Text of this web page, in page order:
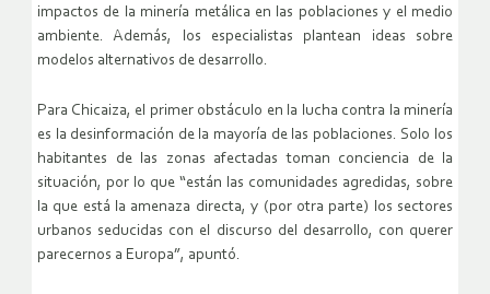
impactos de la minería metálica en las poblaciones y el medio
ambiente. Además, los especialistas plantean ideas sobre
modelos alternativos de desarrollo.
Para Chicaiza, el primer obstáculo en la lucha contra la minería
es la desinformación de la mayoría de las poblaciones. Solo los
habitantes de las zonas afectadas toman conciencia de la
situación, por lo que “están las comunidades agredidas, sobre
la que está la amenaza directa, y (por otra parte) los sectores
urbanos seducidas con el discurso del desarrollo, con querer
parecernos a Europa”, apuntó.